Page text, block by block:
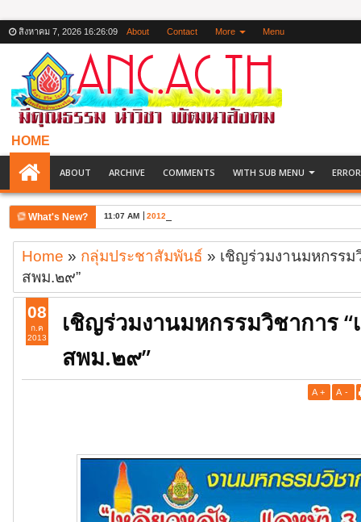
สิงหาคม 7, 2026 16:26:10 About Contact More Menu
HOME
ABOUT ARCHIVE COMMENTS WITH SUB MENU
What's New? 11:07 AM 2012 London Olympic Games
Home » กลุ่มประชาสัมพันธ์ » เชิญร่วมงานมหกรรม
สพม.๒๙”
เชิญร่วมงานมหกรรมวิชาการ
สพม.๒๙”
A + A -
08
ก.ค
2013